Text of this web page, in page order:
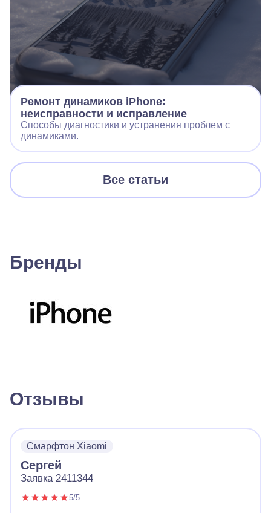
Ремонт динамиков iPhone:
неисправности и исправление
Способы диагностики и устранения проблем с
динамиками.
Все статьи
Бренды
Отзывы
Смарфтон Xiaomi
Сергей
Заявка 2411344
5/5